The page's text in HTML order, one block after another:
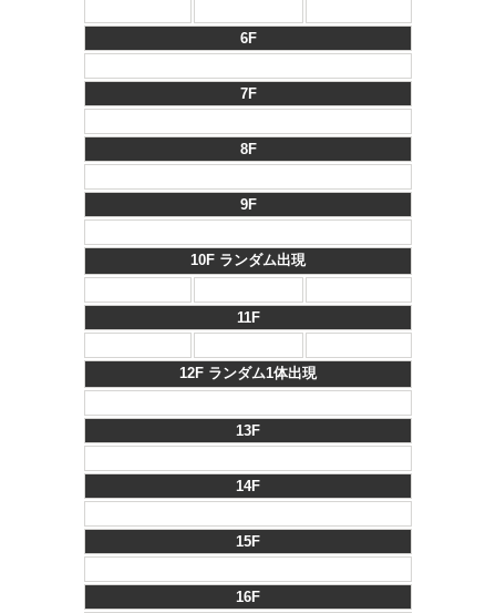
6F
7F
8F
9F
10F ランダム出現
11F
12F ランダム1体出現
13F
14F
15F
16F